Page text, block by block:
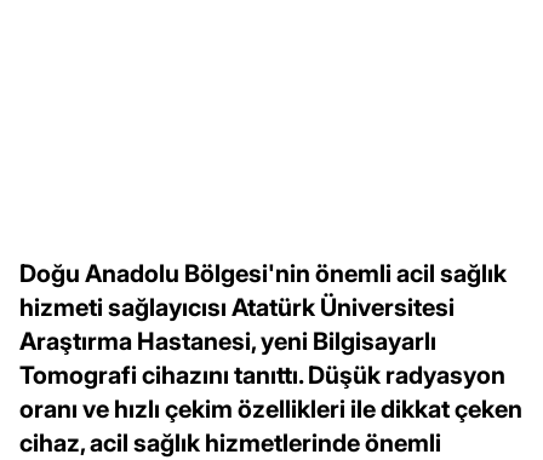
Doğu Anadolu Bölgesi'nin önemli acil sağlık
hizmeti sağlayıcısı Atatürk Üniversitesi
Araştırma Hastanesi, yeni Bilgisayarlı
Tomografi cihazını tanıttı. Düşük radyasyon
oranı ve hızlı çekim özellikleri ile dikkat çeken
cihaz, acil sağlık hizmetlerinde önemli